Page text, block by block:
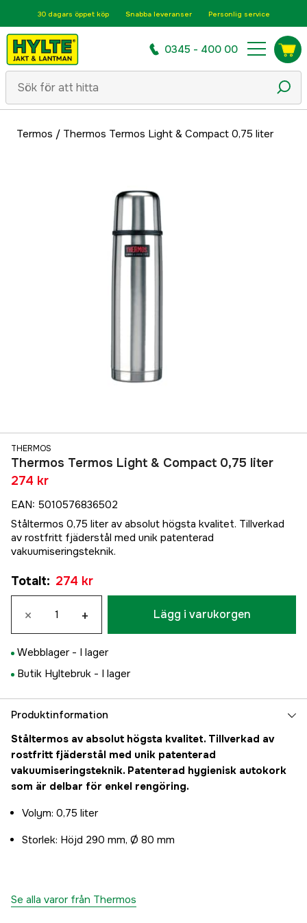
30 dagars öppet köp Snabba leveranser Personlig service
0345 - 400 00
Termos / Thermos Termos Light & Compact 0,75 liter
THERMOS
Thermos Termos Light & Compact 0,75 liter
274 kr
EAN: 5010576836502
Ståltermos 0,75 liter av absolut högsta kvalitet. Tillverkad
av rostfritt fjäderstål med unik patenterad
vakuumiseringsteknik.
Totalt: 274 kr
× + Lägg i varukorgen
Webblager - I lager
Butik Hyltebruk - I lager
Produktinformation
Ståltermos av absolut högsta kvalitet. Tillverkad av
rostfritt fjäderstål med unik patenterad
vakuumiseringsteknik. Patenterad hygienisk autokork
som är delbar för enkel rengöring.
Volym: 0,75 liter
Storlek: Höjd 290 mm, Ø 80 mm
Se alla varor från Thermos